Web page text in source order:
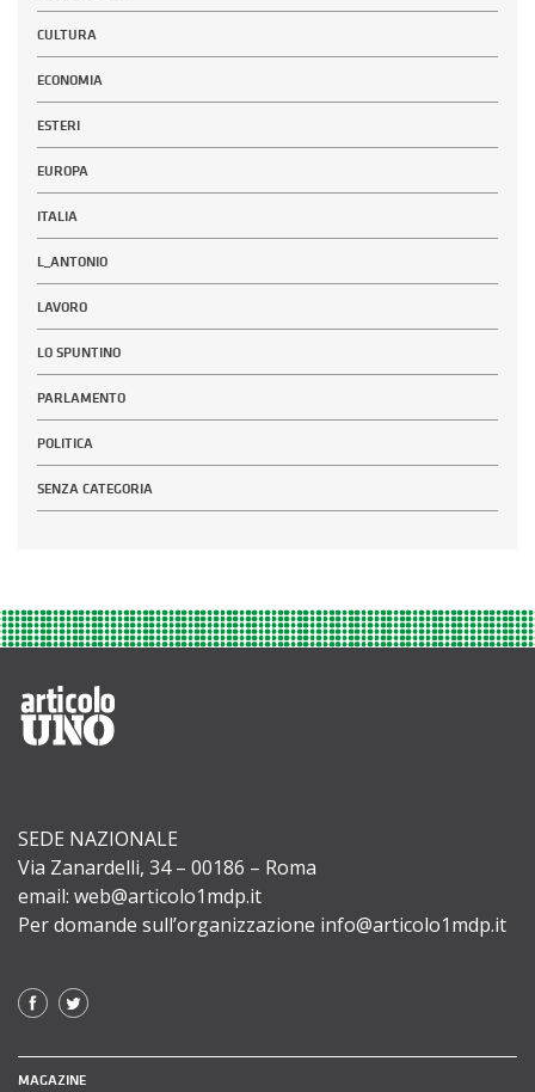
CULTURA
ECONOMIA
ESTERI
EUROPA
ITALIA
L_ANTONIO
LAVORO
LO SPUNTINO
PARLAMENTO
POLITICA
SENZA CATEGORIA
SEDE NAZIONALE
Via Zanardelli, 34 – 00186 – Roma
email: web@articolo1mdp.it
Per domande sull’organizzazione info@articolo1mdp.it
MAGAZINE